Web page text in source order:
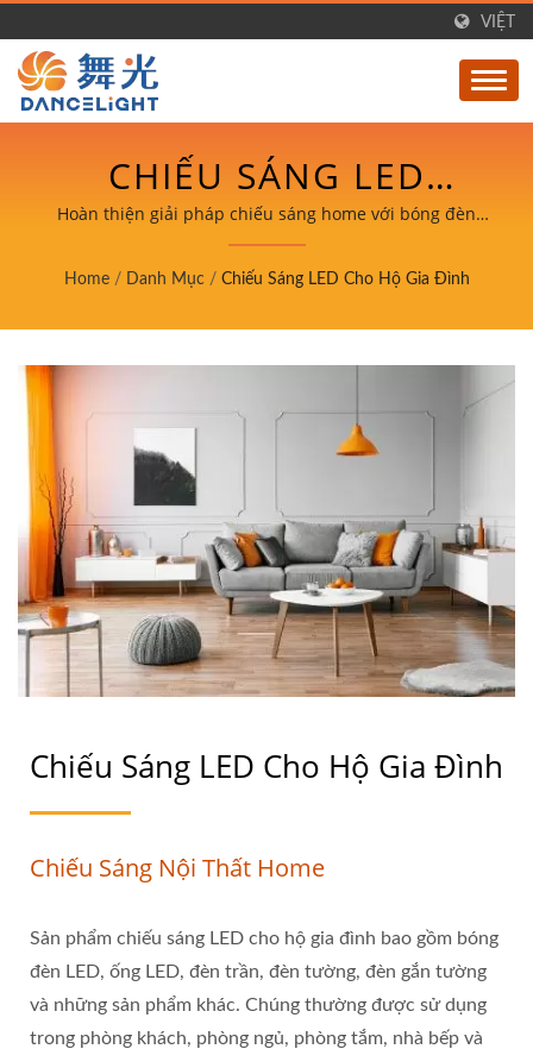
VIỆT
CHIẾU SÁNG LED
CHUYÊN NGHIỆP CHO
MỌI PHÒNG.
Hoàn thiện giải pháp chiếu sáng home với bóng đèn
LED, ống, đèn trần và đèn tường được thiết kế cho
không gian sống.
Home / Danh Mục / Chiếu Sáng LED Cho Hộ Gia Đình
Chiếu Sáng LED Cho Hộ Gia Đình
Chiếu Sáng Nội Thất Home
Sản phẩm chiếu sáng LED cho hộ gia đình bao gồm bóng
đèn LED, ống LED, đèn trần, đèn tường, đèn gắn tường
và những sản phẩm khác. Chúng thường được sử dụng
trong phòng khách, phòng ngủ, phòng tắm, nhà bếp và